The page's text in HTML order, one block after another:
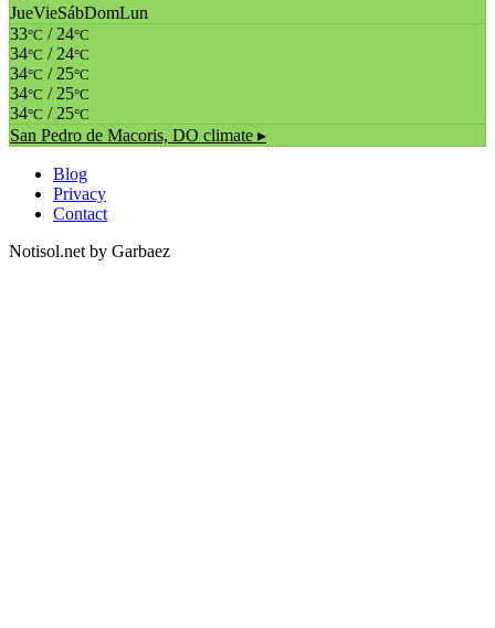
JueVieSábDomLun
33°C / 24°C
34°C / 24°C
34°C / 25°C
34°C / 25°C
34°C / 25°C
San Pedro de Macoris, DO climate ▸
Blog
Privacy
Contact
Notisol.net by Garbaez